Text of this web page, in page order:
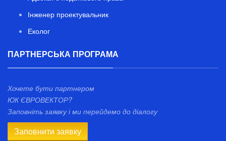
Інженер проектувальник
Еколог
ПАРТНЕРСЬКА ПРОГРАМА
Хочете бути партнером
ЮК ЄВРОВЕКТОР?
Заповніть заявку і ми перейдемо до діалогу
Заповнити заявку